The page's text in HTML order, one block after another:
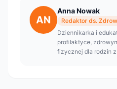
AN
Anna Nowak
Redaktor ds.
Dziennikarka i
profilaktyce,
fizycznej dla rodzin z